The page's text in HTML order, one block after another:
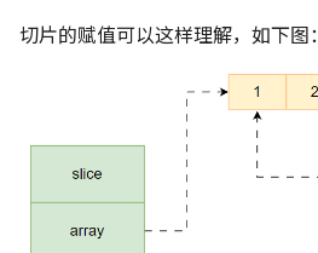
切片的赋值可以这样理解，如下图：